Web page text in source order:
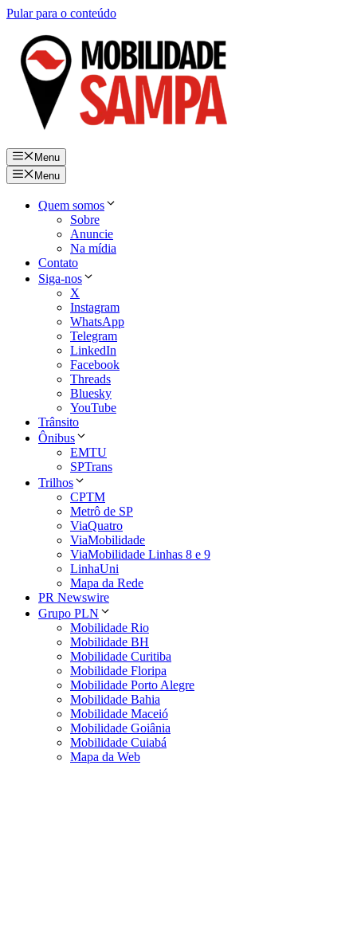
Pular para o conteúdo
Menu
Menu
Quem somos
Sobre
Anuncie
Na mídia
Contato
Siga-nos
X
Instagram
WhatsApp
Telegram
LinkedIn
Facebook
Threads
Bluesky
YouTube
Trânsito
Ônibus
EMTU
SPTrans
Trilhos
CPTM
Metrô de SP
ViaQuatro
ViaMobilidade
ViaMobilidade Linhas 8 e 9
LinhaUni
Mapa da Rede
PR Newswire
Grupo PLN
Mobilidade Rio
Mobilidade BH
Mobilidade Curitiba
Mobilidade Floripa
Mobilidade Porto Alegre
Mobilidade Bahia
Mobilidade Maceió
Mobilidade Goiânia
Mobilidade Cuiabá
Mapa da Web